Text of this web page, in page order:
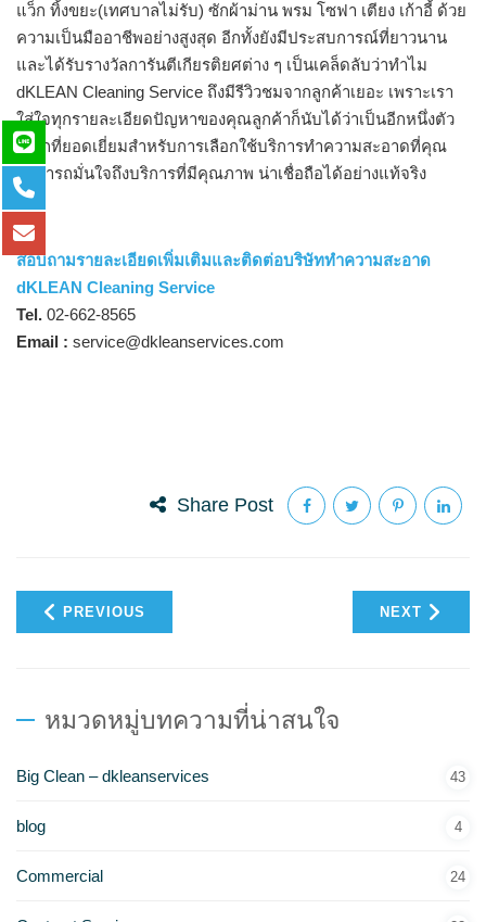
แว็ก ทิ้งขยะ(เทศบาลไม่รับ) ซักผ้าม่าน พรม โซฟา เตียง เก้าอี้ ด้วย
ความเป็นมืออาชีพอย่างสูงสุด อีกทั้งยังมีประสบการณ์ที่ยาวนาน
และได้รับรางวัลการันตีเกียรติยศต่าง ๆ เป็นเคล็ดลับว่าทำไม
dKLEAN Cleaning Service ถึงมีรีวิวชมจากลูกค้าเยอะ เพราะเรา
ใส่ใจทุกรายละเอียดปัญหาของคุณลูกค้าก็นับได้ว่าเป็นอีกหนึ่งตัว
เลือกที่ยอดเยี่ยมสำหรับการเลือกใช้บริการทำความสะอาดที่คุณ
สามารถมั่นใจถึงบริการที่มีคุณภาพ น่าเชื่อถือได้อย่างแท้จริง
สอบถามรายละเอียดเพิ่มเติมและติดต่อบริษัททำความสะอาด
dKLEAN Cleaning Service
Tel. 02-662-8565
Email : service@dkleanservices.com
Share Post
PREVIOUS NEXT
หมวดหมู่บทความที่น่าสนใจ
Big Clean – dkleanservices 43
blog 4
Commercial 24